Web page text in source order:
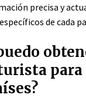
precisa y
de cada